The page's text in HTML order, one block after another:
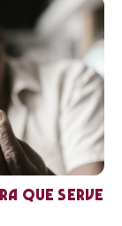
que serve